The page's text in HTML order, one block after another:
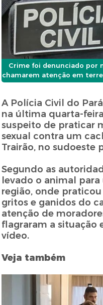
Crime foi denunciado por
chamarem atenção em
A Polícia Civil do
na última quarta-
suspeito de praticar
sexual contra um
Trairão, no sudoeste
Segundo as
levado o animal
região, onde
gritos e ganidos do
atenção de
flagraram a situação
vídeo.
Veja também